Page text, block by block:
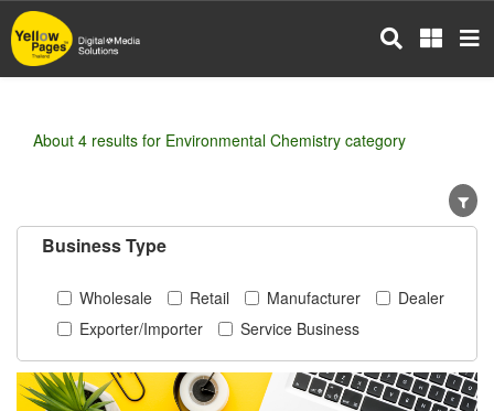
Skip
to
main
About 4 results for Environmental Chemistry category
Business Type
Wholesale Retail Manufacturer
Dealer
Exporter/Importer
Service Business